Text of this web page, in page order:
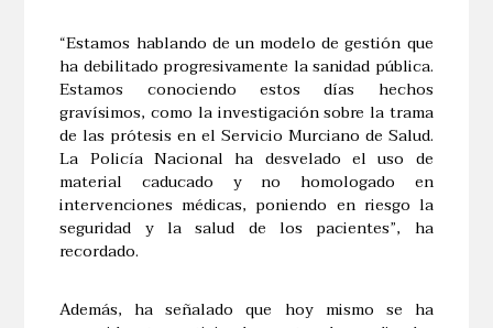
“Estamos hablando de un modelo de gestión que
ha debilitado progresivamente la sanidad pública.
Estamos conociendo estos días hechos
gravísimos, como la investigación sobre la trama
de las prótesis en el Servicio Murciano de Salud.
La Policía Nacional ha desvelado el uso de
material caducado y no homologado en
intervenciones médicas, poniendo en riesgo la
seguridad y la salud de los pacientes”, ha
recordado.
Además, ha señalado que hoy mismo se ha